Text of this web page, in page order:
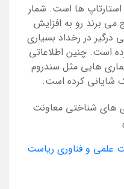
ها است. شمار
می برند رو به افزایش
در رخداد بسیاری
است. چنین اطلاعاتی
هایی مثل سندروم
شایانی کرده است.
های شناختی معاونت
علمی و فناوری ریاست